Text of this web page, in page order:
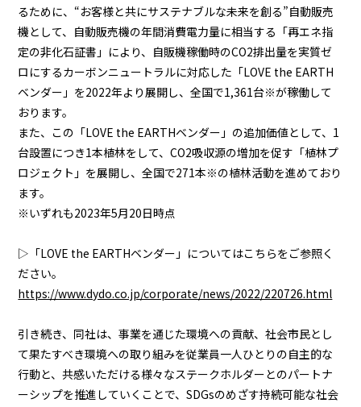
るために、“お客様と共にサステナブルな未来を創る”自動販売
機として、自動販売機の年間消費電力量に相当する「再エネ指
定の非化石証書」により、自販機稼働時のCO2排出量を実質ゼ
ロにするカーボンニュートラルに対応した「LOVE the EARTH
ベンダー」を2022年より展開し、全国で1,361台※が稼働して
おります。
また、この「LOVE the EARTHベンダー」の追加価値として、1
台設置につき1本植林をして、CO2吸収源の増加を促す「植林プ
ロジェクト」を展開し、全国で271本※の植林活動を進めており
ます。
※いずれも2023年5月20日時点
▷「LOVE the EARTHベンダー」についてはこちらをご参照く
ださい。
https://www.dydo.co.jp/corporate/news/2022/220726.html
引き続き、同社は、事業を通じた環境への貢献、社会市民とし
て果たすべき環境への取り組みを従業員一人ひとりの自主的な
行動と、共感いただける様々なステークホルダーとのパートナ
ーシップを推進していくことで、SDGsのめざす持続可能な社会